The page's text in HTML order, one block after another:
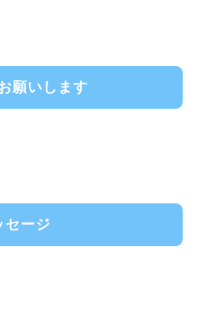
願いします
セージ